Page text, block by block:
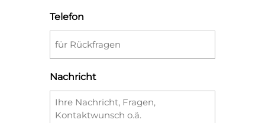
Telefon
Nachricht